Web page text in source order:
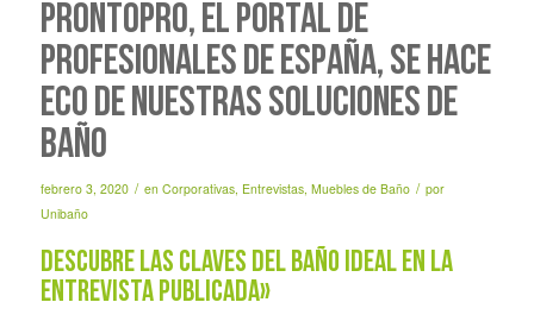
ProntoPro, el portal de
profesionales de España, se hace
eco de nuestras soluciones de
baño
febrero 3, 2020 / en Corporativas, Entrevistas, Muebles de Baño / por
Unibaño
Descubre las claves del baño ideal en la
entrevista publicada»